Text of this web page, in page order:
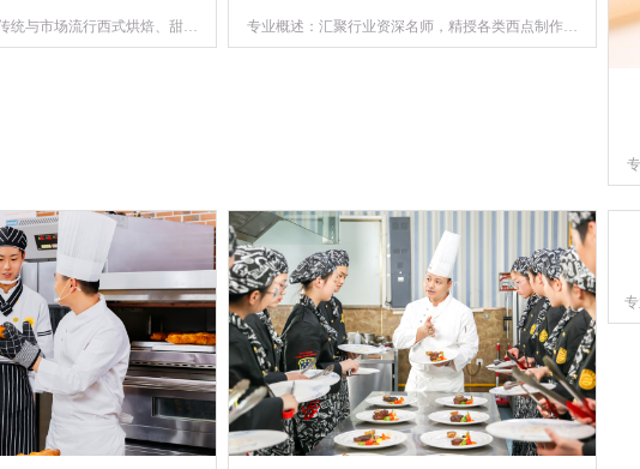
统与市场流行西式烘焙、甜点
专业概述：汇聚行业资深名师，精授各类西点制作工